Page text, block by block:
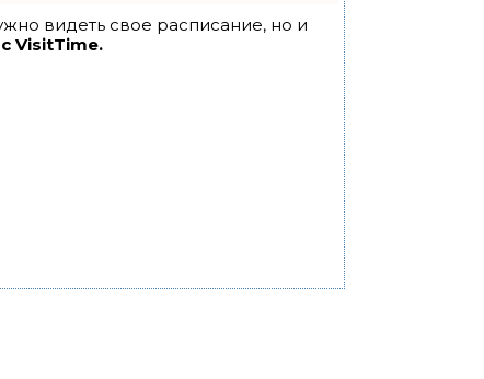
видеть свое расписание, но и
VisitTime.